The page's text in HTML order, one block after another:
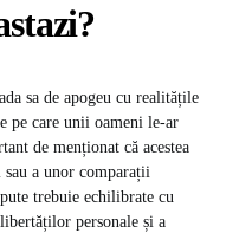
sa de apogeu cu realitățile
pe care unii oameni le-ar
de menționat că acestea
sau a unor comparații
trebuie echilibrate cu
personale și a